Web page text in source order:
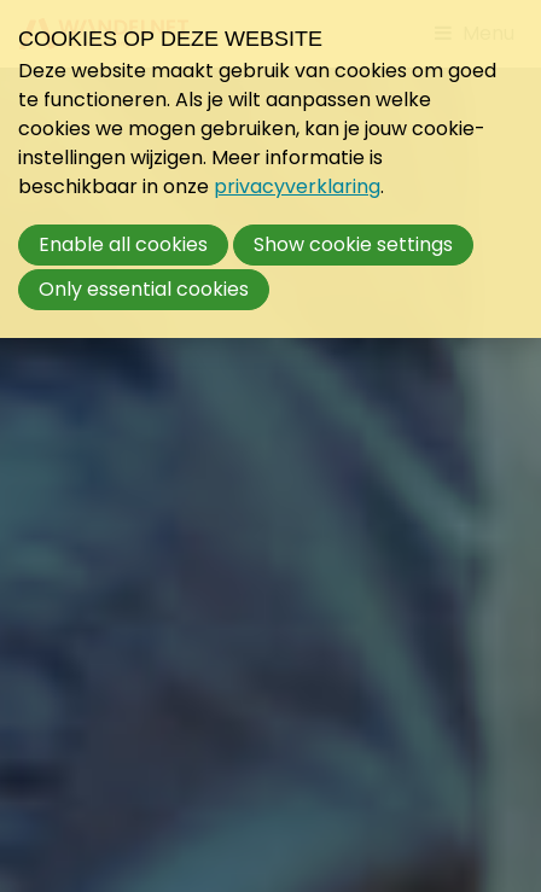
to
COOKIES OP DEZE WEBSITE
Deze website maakt gebruik van cookies om goed
te functioneren. Als je wilt aanpassen welke
cookies we mogen gebruiken, kan je jouw cookie-
instellingen wijzigen. Meer informatie is
beschikbaar in onze privacyverklaring.
Enable all cookies
Show cookie settings
Only essential cookies